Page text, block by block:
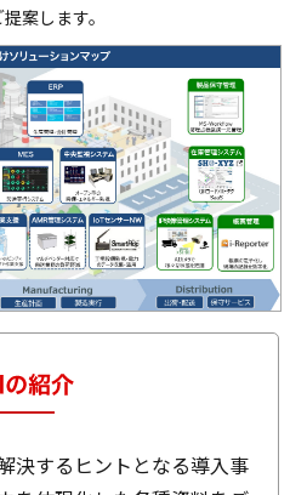
案します。
決するヒントとなる導入事